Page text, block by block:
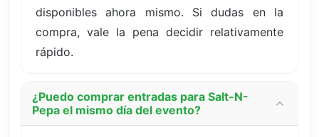
disponibles ahora mismo. Si dudas en la
compra, vale la pena decidir relativamente
rápido.
¿Puedo comprar entradas para Salt-N-
Pepa el mismo día del evento?